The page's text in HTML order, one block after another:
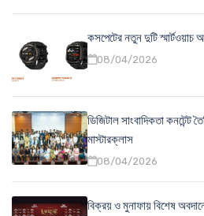
কসপেটের নতুন দুটি
08/04/2026
ডিজিটাল সাংবাদিকতা
মাস্টারক্লাস
08/04/2026
বিক্রয় ও মুনাফায় বিশেষ